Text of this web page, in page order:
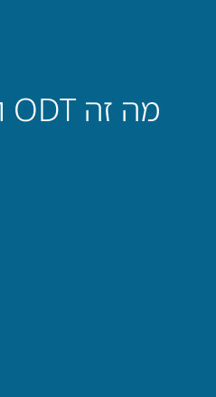
מה זה ODT וכיצד הוא יכול לשפר את חיינו?